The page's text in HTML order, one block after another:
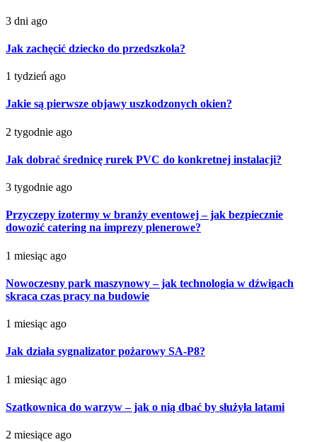
3 dni ago
Jak zachęcić dziecko do przedszkola?
1 tydzień ago
Jakie są pierwsze objawy uszkodzonych okien?
2 tygodnie ago
Jak dobrać średnicę rurek PVC do konkretnej instalacji?
3 tygodnie ago
Przyczepy izotermy w branży eventowej – jak bezpiecznie
dowozić catering na imprezy plenerowe?
1 miesiąc ago
Nowoczesny park maszynowy – jak technologia w dźwigach
skraca czas pracy na budowie
1 miesiąc ago
Jak działa sygnalizator pożarowy SA-P8?
1 miesiąc ago
Szatkownica do warzyw – jak o nią dbać by służyła latami
2 miesiące ago